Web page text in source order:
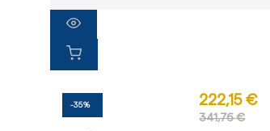
-35% 222,15 €
341,76 €